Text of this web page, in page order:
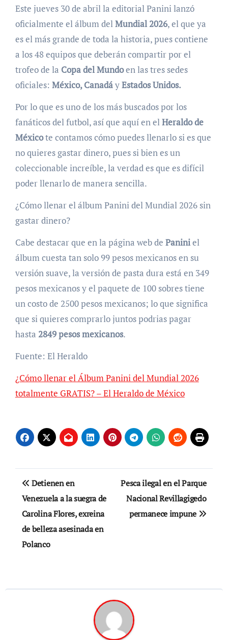
Este jueves 30 de abril la editorial Panini lanzó
oficialmente el álbum delMundial 2026, el que ya
es el más grande de toda la historia, pues contiene
a los 48 equipos que deberán compartir por el
trofeo de la Copa del Mundoen las tres sedes
oficiales: México, CanadáyEstados Unidos.
Por lo que es uno de los más buscados por los
fanáticos del futbol, así que aquí en elHeraldo de
Méxicote contamos cómo puedes llenarlo si es que
no quieres gastar dinero, pues si bien es un
coleccionable increíble, la verdad es que es difícil
poder llenarlo de manera sencilla.
¿Cómo llenar el álbum Panini del Mundial 2026 sin
gastar dinero?
Cabe destacar que en la página web de Paniniel
álbum cuesta tan solo 99 pesos mexicanos en su
versión suave, la versión de pasta dura está en 349
pesos mexicanos y el paquete de 100 sobres tiene
un costo de 2500 pesos mexicanos; lo que significa
que si quieres comprarlo juntos podrias pagar
hasta 2849 pesos mexicanos.
Fuente: El Heraldo
¿Cómo llenar el Álbum Panini del Mundial 2026
totalmente GRATIS? – El Heraldo de México
Navegación
de
entradas
Detienen en
Venezuela a la suegra de
Carolina Flores, exreina
de belleza asesinada en
Polanco
Pesca ilegal en el Parque
Nacional Revillagigedo
permanece impune